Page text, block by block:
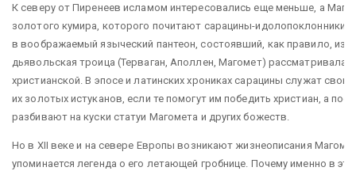
К северу от Пиренеев исламом интересовались еще меньше, а
золотого кумира, которого почитают сарацины-идолопоклонники.
в воображаемый языческий пантеон, состоявший, как правило, из
дьявольская троица (Терваган, Аполлен, Магомет)
христианской. В эпосе и латинских хрониках сарацины служат
их золотых истуканов, если те помогут им победить христиан, а
разбивают на куски статуи Магомета и других божеств.
Но в XII веке и на севере Европы возникают жизнеописания
упоминается легенда о его летающей гробнице. Почему именно в